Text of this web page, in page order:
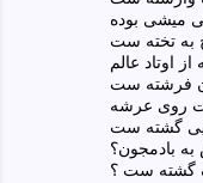
میشی بوده
به تخته ست
اوتاد عالم
فرشته ست
روی عرشه
گشته ست
بادمجون؟
گشته ست ؟